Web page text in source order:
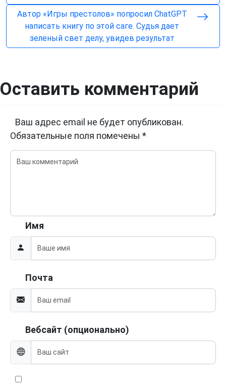
Автор «Игры престолов» попросил ChatGPT
написать книгу по этой саге. Судья дает
зеленый свет делу, увидев результат
Оставить комментарий
Ваш адрес email не будет опубликован.
Обязательные поля помечены *
Имя
Почта
Вебсайт (опционально)